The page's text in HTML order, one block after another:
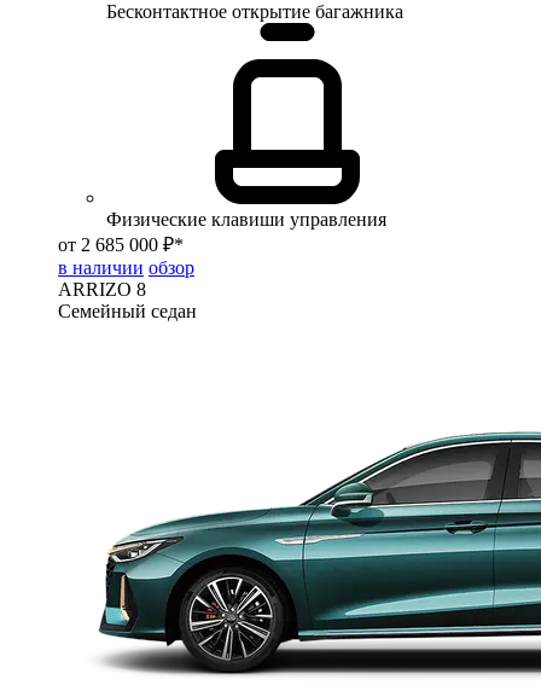
Бесконтактное открытие багажника
Физические клавиши управления
от 2 685 000 ₽*
в наличии обзор
ARRIZO 8
Семейный седан